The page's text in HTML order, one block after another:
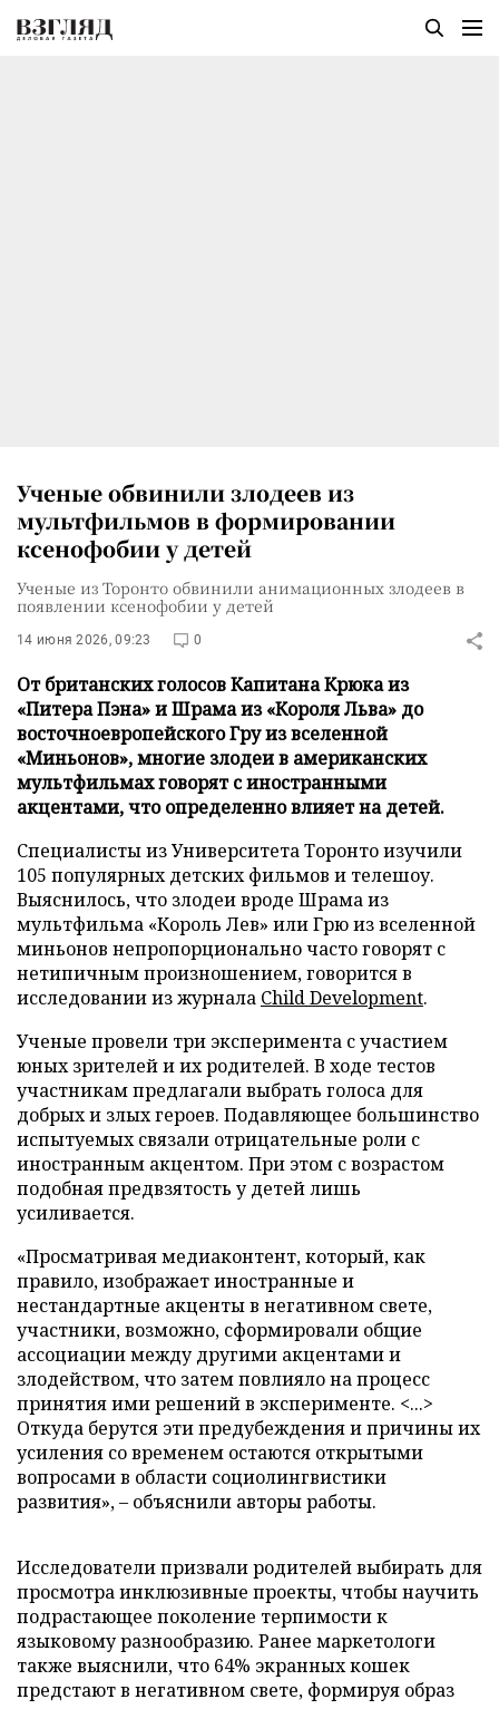
Ученые обвинили злодеев из
мультфильмов в формировании
ксенофобии у детей
Ученые из Торонто обвинили анимационных злодеев в
появлении ксенофобии у детей
14 июня 2026, 09:23 0
От британских голосов Капитана Крюка из
«Питера Пэна» и Шрама из «Короля Льва» до
восточноевропейского Гру из вселенной
«Миньонов», многие злодеи в американских
мультфильмах говорят с иностранными
акцентами, что определенно влияет на детей.
Специалисты из Университета Торонто изучили
105 популярных детских фильмов и телешоу.
Выяснилось, что злодеи вроде Шрама из
мультфильма «Король Лев» или Грю из вселенной
миньонов непропорционально часто говорят с
нетипичным произношением, говорится в
исследовании из журнала Child Development.
Ученые провели три эксперимента с участием
юных зрителей и их родителей. В ходе тестов
участникам предлагали выбрать голоса для
добрых и злых героев. Подавляющее большинство
испытуемых связали отрицательные роли с
иностранным акцентом. При этом с возрастом
подобная предвзятость у детей лишь
усиливается.
«Просматривая медиаконтент, который, как
правило, изображает иностранные и
нестандартные акценты в негативном свете,
участники, возможно, сформировали общие
ассоциации между другими акцентами и
злодейством, что затем повлияло на процесс
принятия ими решений в эксперименте. <...>
Откуда берутся эти предубеждения и причины их
усиления со временем остаются открытыми
вопросами в области социолингвистики
развития», – объяснили авторы работы.
Исследователи призвали родителей выбирать для
просмотра инклюзивные проекты, чтобы научить
подрастающее поколение терпимости к
языковому разнообразию. Ранее маркетологи
также выяснили, что 64% экранных кошек
предстают в негативном свете, формируя образ